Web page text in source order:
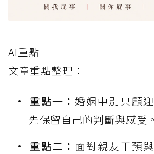
AI重點
文章重點整理：
重點一：婚姻中別只顧
先保留自己的判斷與感受。
重點二： 面對親友干預